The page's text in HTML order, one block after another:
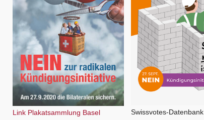
Link Plakatsammlung Basel Swissvotes-Datenbank